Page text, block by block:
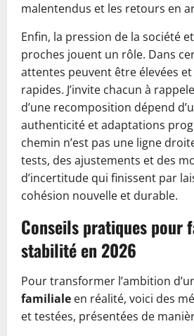
malentendus et les retours en
Enfin, la pression de la société
proches jouent un rôle. Dans
attentes peuvent être élevées
rapides. J’invite chacun à
d’une recomposition dépend
authenticité et adaptations
chemin n’est pas une ligne
tests, des ajustements et des
d’incertitude qui finissent par
cohésion nouvelle et durable.
Conseils pratiques pour
stabilité en 2026
Pour transformer l’ambition
familiale en réalité, voici des
et testées, présentées de